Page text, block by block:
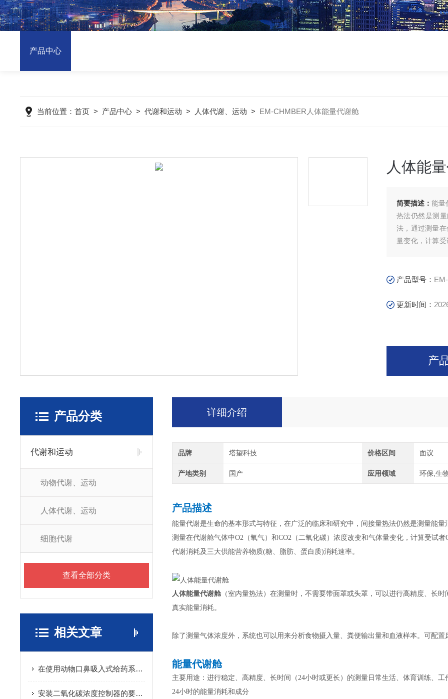
产品中心
当前位置：首页 > 产品中心 >代谢和运动 > 人体代谢、运动 > EM-CHMBER人体能量代谢舱
人体能
简要描述：能量
热法仍然是测
法，通过测量
量变化，计算
产品型号：
更新时间：
产
产品分类
代谢和运动
动物代谢、运动
人体代谢、运动
细胞代谢
查看全部分类
相关文章
在使用动物口鼻吸入式给药系统时需注意哪些问题？
安装二氧化碳浓度控制器的要点有哪些
详细介绍
品牌 塔望科技 价格区间 面议
产地类别 国产 应用领域 环保,生
产品描述
能量代谢是生命的基本形式与特征，在广泛的临床和研究中，间接量热法仍然是测量能量
测量在代谢舱气体中O2（氧气）和CO2（二氧化碳）浓度改变和气体量变化，计算受试
代谢消耗及三大供能营养物质(糖、脂肪、蛋白质)消耗速率。
人体能量代谢舱（室内量热法）在测量时，不需要带面罩或头罩，可以进行高精度、长
真实能量消耗。
除了测量气体浓度外，系统也可以用来分析食物摄入量、粪便输出量和血液样本。可配
能量代谢舱
主要用途：进行稳定、高精度、长时间（24小时或更长）的测量日常生活、体育训练、
24小时的能量消耗和成分